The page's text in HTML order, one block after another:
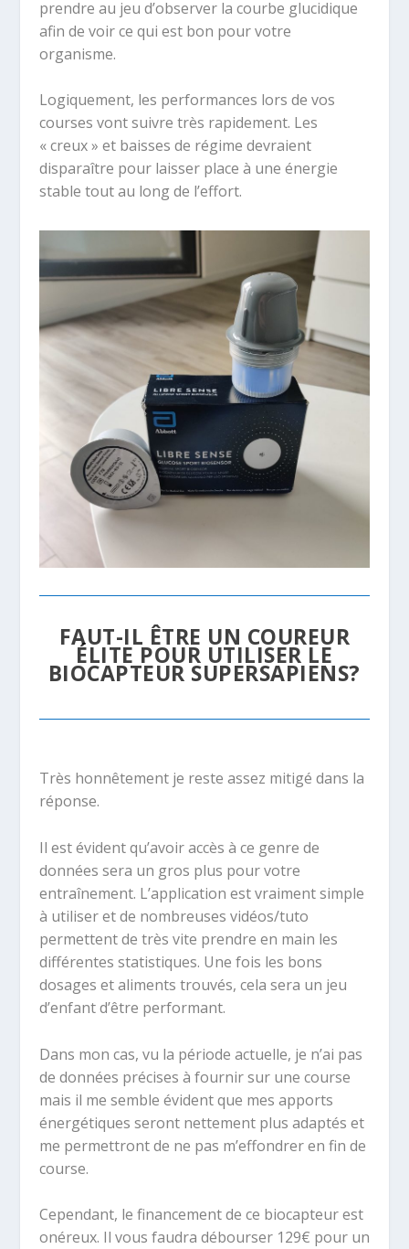
prendre au jeu d’observer la courbe glucidique
afin de voir ce qui est bon pour votre
organisme.
Logiquement, les performances lors de vos
courses vont suivre très rapidement. Les
« creux » et baisses de régime devraient
disparaître pour laisser place à une énergie
stable tout au long de l’effort.
FAUT-IL ÊTRE UN COUREUR
ÉLITE POUR UTILISER LE
BIOCAPTEUR SUPERSAPIENS?
Très honnêtement je reste assez mitigé dans la
réponse.
Il est évident qu’avoir accès à ce genre de
données sera un gros plus pour votre
entraînement. L’application est vraiment simple
à utiliser et de nombreuses vidéos/tuto
permettent de très vite prendre en main les
différentes statistiques. Une fois les bons
dosages et aliments trouvés, cela sera un jeu
d’enfant d’être performant.
Dans mon cas, vu la période actuelle, je n’ai pas
de données précises à fournir sur une course
mais il me semble évident que mes apports
énergétiques seront nettement plus adaptés et
me permettront de ne pas m’effondrer en fin de
course.
Cependant, le financement de ce biocapteur est
onéreux. Il vous faudra débourser 129€ pour un